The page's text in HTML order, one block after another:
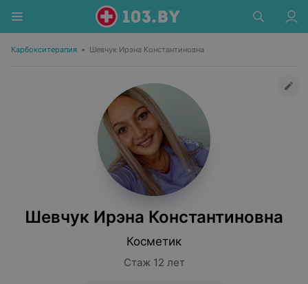
Карбокситерапия • Шевчук Ирэна Константиновна
Шевчук Ирэна Константиновна
Косметик
Стаж 12 лет